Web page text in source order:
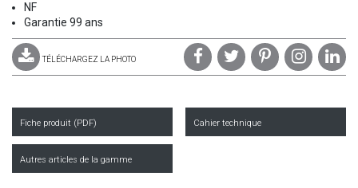
NF
Garantie 99 ans
TÉLÉCHARGEZ LA PHOTO
Fiche produit (PDF) Cahier technique
Autres articles de la gamme